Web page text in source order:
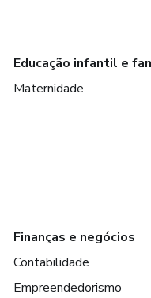
Educação infantil e
Maternidade
Finanças e negócios
Contabilidade
Empreendedorismo